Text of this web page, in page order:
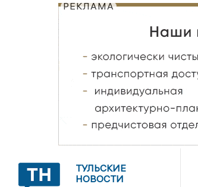
РЕКЛАМА
ТУЛЬСКИЕ
НОВОСТИ